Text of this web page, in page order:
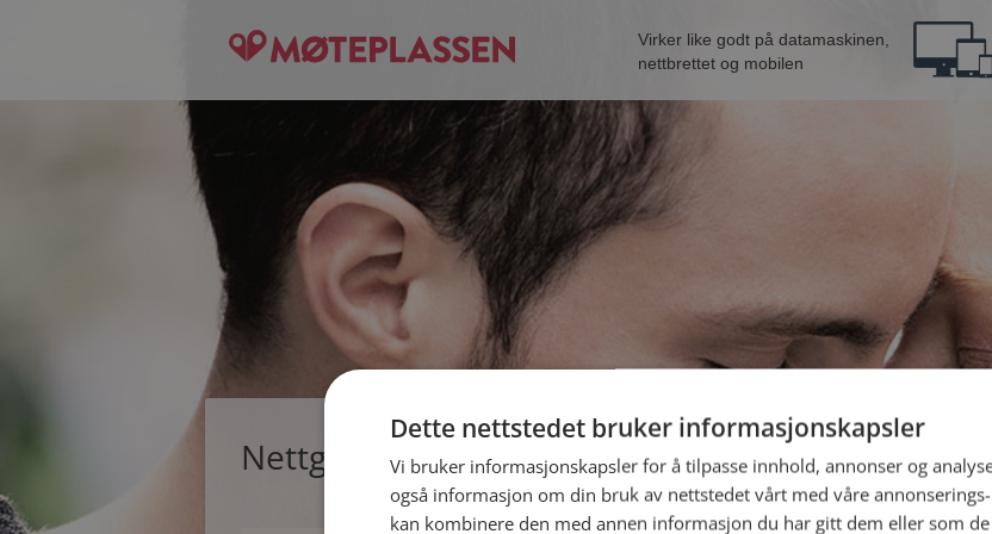
Virker like godt på datamaskinen,
nettbrettet og mobilen
Nettgauk, single mann fra Øystre Slidre
Dette nettstedet bruker informasjonskapsler
Vi bruker informasjonskapsler for å tilpasse innhold, annonser og
også informasjon om din bruk av nettstedet vårt med våre
kan kombinere den med annen informasjon du har gitt dem eller som